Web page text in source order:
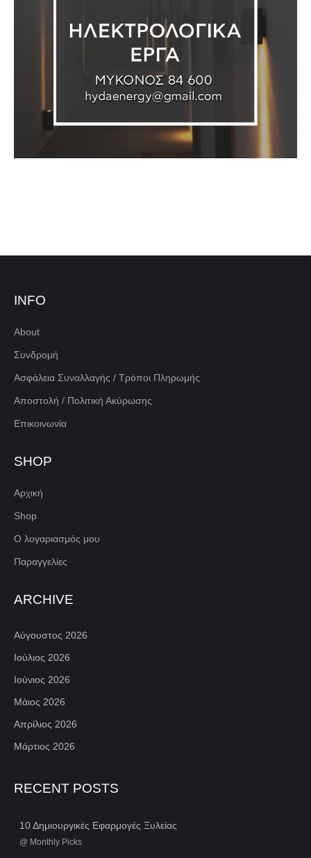
INFO
About
Συνδρομή
Ασφάλεια Συναλλαγής / Τρόποι Πληρωμής
Αποστολή / Πολιτική Ακύρωσης
Επικοινωνία
SHOP
Αρχική
Shop
Ο λογαριασμός μου
Παραγγελίες
ARCHIVE
Αύγουστος 2026
Ιούλιος 2026
Ιούνιος 2026
Μάιος 2026
Απρίλιος 2026
Μάρτιος 2026
RECENT POSTS
10 Δημιουργικές Εφαρμογές Ξυλείας
@ Monthly Picks